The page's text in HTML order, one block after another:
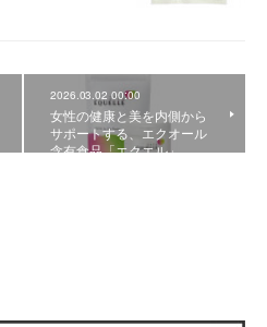
2026.03.02 00:00
女性の健康と美を内側から
サポートする、エクオール
含有食品「エクエル」